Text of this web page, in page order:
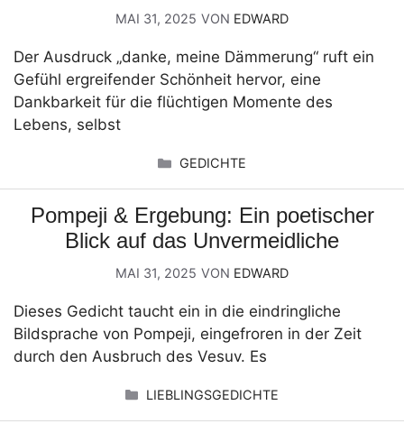
MAI 31, 2025 VON EDWARD
Der Ausdruck „danke, meine Dämmerung“ ruft ein
Gefühl ergreifender Schönheit hervor, eine
Dankbarkeit für die flüchtigen Momente des
Lebens, selbst
KATEGORIEN
GEDICHTE
Pompeji & Ergebung: Ein poetischer
Blick auf das Unvermeidliche
MAI 31, 2025 VON EDWARD
Dieses Gedicht taucht ein in die eindringliche
Bildsprache von Pompeji, eingefroren in der Zeit
durch den Ausbruch des Vesuv. Es
KATEGORIEN
LIEBLINGSGEDICHTE